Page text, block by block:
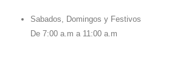
Sabados, Domingos y Festivos
De 7:00 a.m a 11:00 a.m